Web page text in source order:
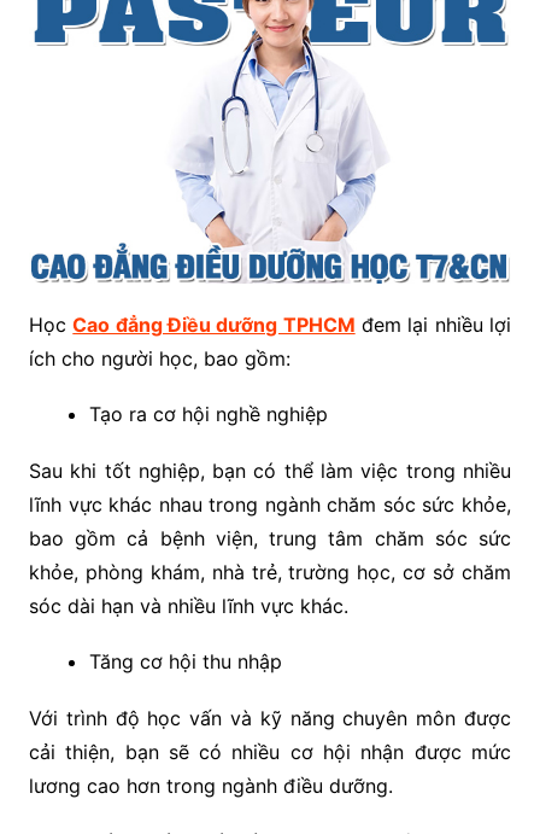
HọcCao đẳng Điều dưỡng TPHCM đem lại nhiều lợi
ích cho người học, bao gồm:
Tạo ra cơ hội nghề nghiệp
Sau khi tốt nghiệp, bạn có thể làm việc trong nhiều
lĩnh vực khác nhau trong ngành chăm sóc sức khỏe,
bao gồm cả bệnh viện, trung tâm chăm sóc sức
khỏe, phòng khám, nhà trẻ, trường học, cơ sở chăm
sóc dài hạn và nhiều lĩnh vực khác.
Tăng cơ hội thu nhập
Với trình độ học vấn và kỹ năng chuyên môn được
cải thiện, bạn sẽ có nhiều cơ hội nhận được mức
lương cao hơn trong ngành điều dưỡng.